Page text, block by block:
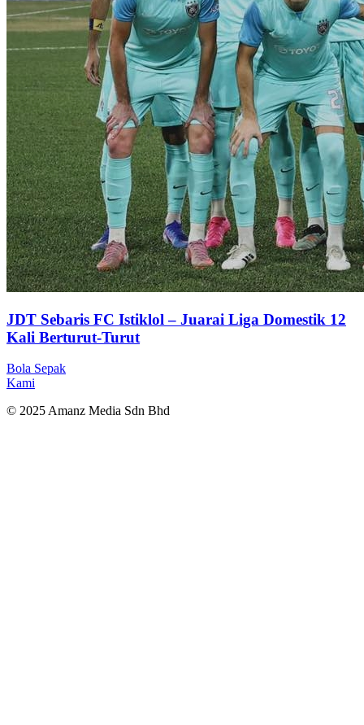
JDT Sebaris FC Istiklol – Juarai Liga Domestik 12
Kali Berturut-Turut
Bola Sepak
Kami
© 2025 Amanz Media Sdn Bhd